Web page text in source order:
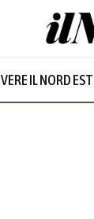
IL NORD EST